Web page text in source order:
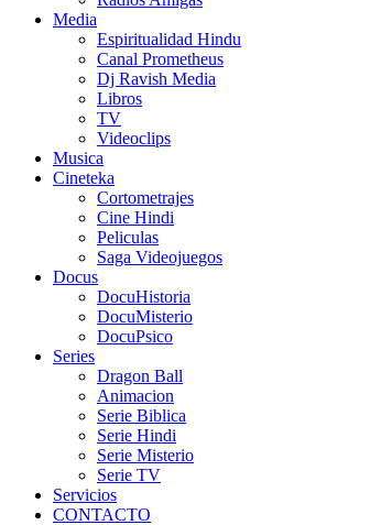
Media
Espiritualidad Hindu
Canal Prometheus
Dj Ravish Media
Libros
TV
Videoclips
Musica
Cineteka
Cortometrajes
Cine Hindi
Peliculas
Saga Videojuegos
Docus
DocuHistoria
DocuMisterio
DocuPsico
Series
Dragon Ball
Animacion
Serie Biblica
Serie Hindi
Serie Misterio
Serie TV
Servicios
CONTACTO